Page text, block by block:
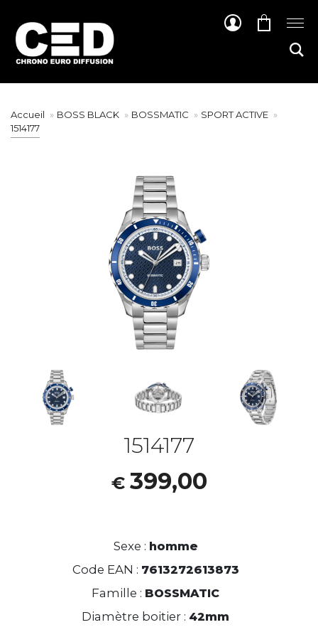
Accueil BOSS BLACK BOSSMATIC
SPORT ACTIVE
1514177
1514177
€ 399,00
Sexe : homme
Code EAN : 7613272613873
Famille : BOSSMATIC
Diamètre boitier : 42mm